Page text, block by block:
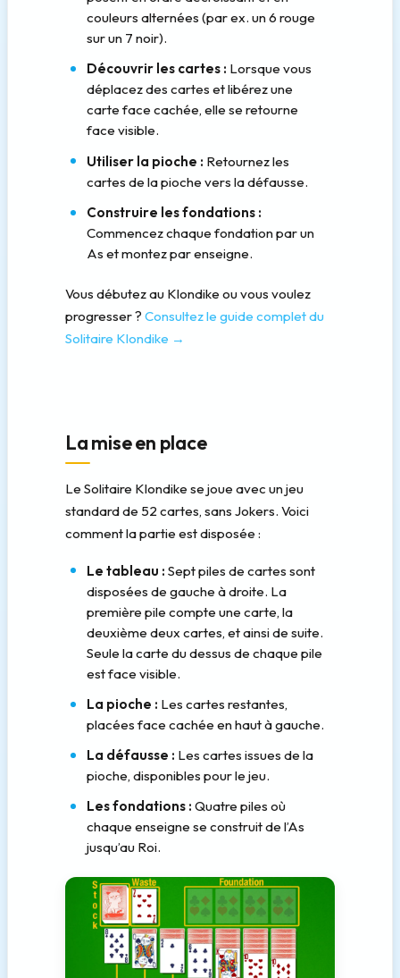
couleurs alternées (par ex. un 6 rouge
sur un 7 noir).
Découvrir les cartes : Lorsque vous
déplacez des cartes et libérez une
carte face cachée, elle se retourne
face visible.
Utiliser la pioche : Retournez les
cartes de la pioche vers la défausse.
Construire les fondations :
Commencez chaque fondation par un
As et montez par enseigne.
Vous débutez au Klondike ou vous voulez
progresser ? Consultez le guide complet du
Solitaire Klondike →
La mise en place
Le Solitaire Klondike se joue avec un jeu
standard de 52 cartes, sans Jokers. Voici
comment la partie est disposée :
Le tableau : Sept piles de cartes sont
disposées de gauche à droite. La
première pile compte une carte, la
deuxième deux cartes, et ainsi de suite.
Seule la carte du dessus de chaque pile
est face visible.
La pioche : Les cartes restantes,
placées face cachée en haut à gauche.
La défausse : Les cartes issues de la
pioche, disponibles pour le jeu.
Les fondations : Quatre piles où
chaque enseigne se construit de l’As
jusqu’au Roi.